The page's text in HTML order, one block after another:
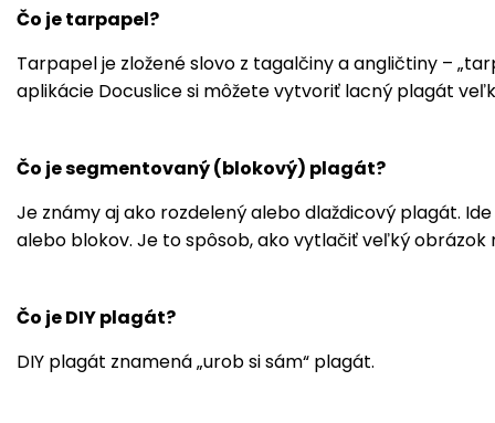
Čo je tarpapel?
Tarpapel je zložené slovo z tagalčiny a angličtiny –
aplikácie Docuslice si môžete vytvoriť lacný plagát
Čo je segmentovaný (blokový) plagát?
Je známy aj ako rozdelený alebo dlaždicový plagát.
alebo blokov. Je to spôsob, ako vytlačiť veľký
Čo je DIY plagát?
DIY plagát znamená „urob si sám“ plagát.